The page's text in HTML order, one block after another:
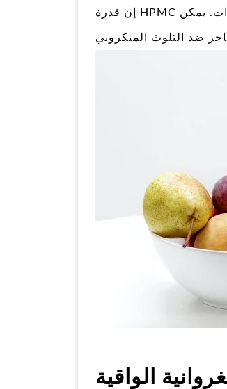
إن قدرة HPMC على تشكيل أغشية تجعلها مفيدة في صنع أغلفة صالحة للأكل للفواكه والخضروات. يمكن
الواقية